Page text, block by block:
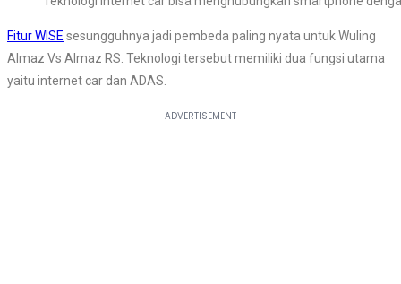
Fitur WISE sesungguhnya jadi pembeda paling nyata untuk Wuling
Almaz Vs Almaz RS. Teknologi tersebut memiliki dua fungsi utama
yaitu internet car dan ADAS.